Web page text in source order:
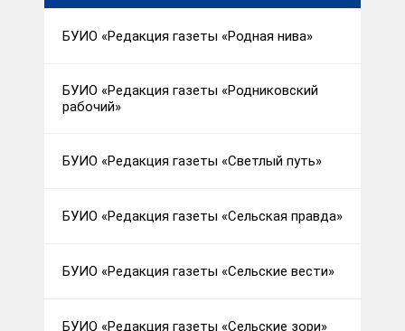
БУИО «Редакция газеты «Родная нива»
БУИО «Редакция газеты «Родниковский
рабочий»
БУИО «Редакция газеты «Светлый путь»
БУИО «Редакция газеты «Сельская правда»
БУИО «Редакция газеты «Сельские вести»
БУИО «Редакция газеты «Сельские зори»